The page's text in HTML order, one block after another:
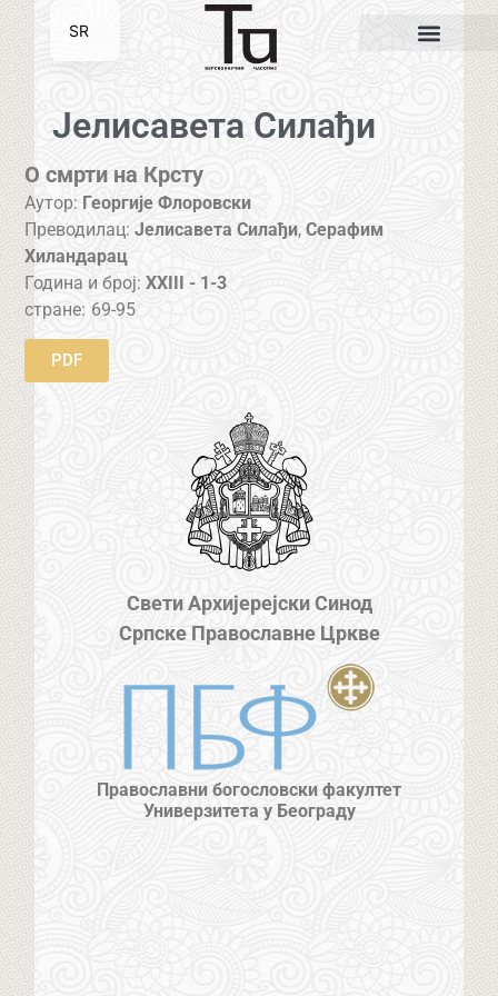
Јелисавета Силађи
О смрти на Крсту
Аутор: Георгије Флоровски
Преводилац: Јелисавета Силађи,Серафим
Хиландарац
Година и број:XXIII - 1-3
стране: 69-95
PDF
Свети Архијерејски Синод
Српске Православне Цркве
Православни богословски факултет
Универзитета у Београду
SR
EN